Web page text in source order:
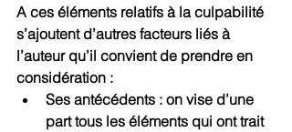
A ces éléments relatifs à la culpabilité
s’ajoutent d’autres facteurs liés à
l’auteur qu’il convient de prendre en
considération :
Ses antécédents : on vise d’une
part tous les éléments qui ont trait